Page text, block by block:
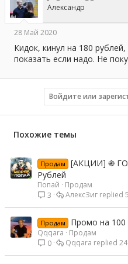
Александр
28 Май 2020
Кидок, кинул на 180
показать если надо. Не
Войдите или
Похожие темы
Продам
[АКЦИИ] ֍
Рублей
Попай
Продам
3
АлексЗиг
Продам Промо на 100
Qqqara
Продам
0
Qqqara